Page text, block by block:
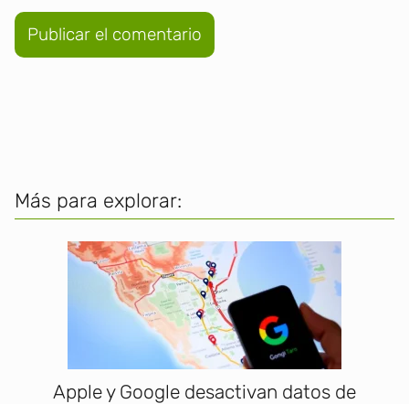
Más para explorar:
Apple y Google desactivan datos de